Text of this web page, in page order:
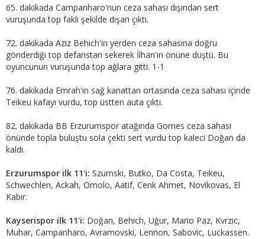
65. dakikada Campanharo'nun ceza sahası dışından sert
vuruşunda top faklı şekilde dışarı çıktı.
72. dakikada Aziz Behich'in yerden ceza sahasına doğru
gönderdiği top defanstan sekerek İlhan'ın önüne düştü. Bu
oyuncunun vuruşunda top ağlara gitti. 1-1
76. dakikada Emrah'ın sağ kanattan ortasında ceza sahası içinde
Teikeu kafayı vurdu, top üstten auta çıktı.
82. dakikada BB Erzurumspor atağında Gomes ceza sahası
önünde topla buluştu sola çekti sert vurdu top kaleci Doğan da
kaldı.
Erzurumspor ilk 11'i: Szumski, Butko, Da Costa, Teikeu,
Schwechlen, Ackah, Omolo, Aatif, Cenk Ahmet, Novikovas, El
Kabir.
Kayserispor ilk 11'i: Doğan, Behich, Uğur, Mario Paz, Kvrzic,
Muhar, Campanharo, Avramovski, Lennon, Sabovic, Luckassen.